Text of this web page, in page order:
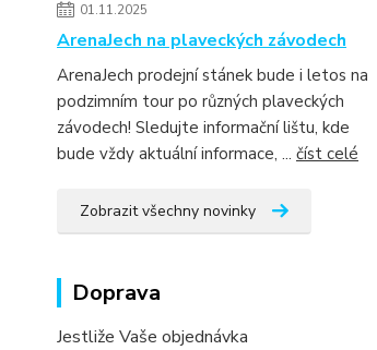
01.11.2025
ArenaJech na plaveckých závodech
ArenaJech prodejní stánek bude i letos na
podzimním tour po různých plaveckých
závodech! Sledujte informační lištu, kde
bude vždy aktuální informace, ... číst celé
Zobrazit všechny novinky
Doprava
Jestliže Vaše objednávka